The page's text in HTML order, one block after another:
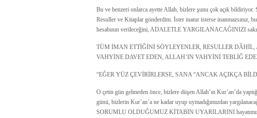
Bu ve benzeri onlarca ayette Allah, bizlere şunu çok açık
Resuller ve Kitaplar gönderdim. İster inanır isterse inanmazsınız,
hesabının verileceğini, ADALETLE YARGILANACAĞINIZI
TÜM İMAN ETTİĞİNİ SÖYLEYENLER, RESULLER
VAHYİNE DAVET EDEN, ALLAH’IN VAHYİNİ TEBLİĞ
“EĞER YÜZ ÇEVİRİRLERSE, SANA “ANCAK AÇIKÇA
O çetin gün gelmeden önce, bizlere düşen Allah’ın Kur’an’da
günü, bizlerin Kur’an’a ne kadar uyup uymadığımızdan
SORUMLU OLDUĞUMUZ KİTABIN UYARILARINI hayatımıza